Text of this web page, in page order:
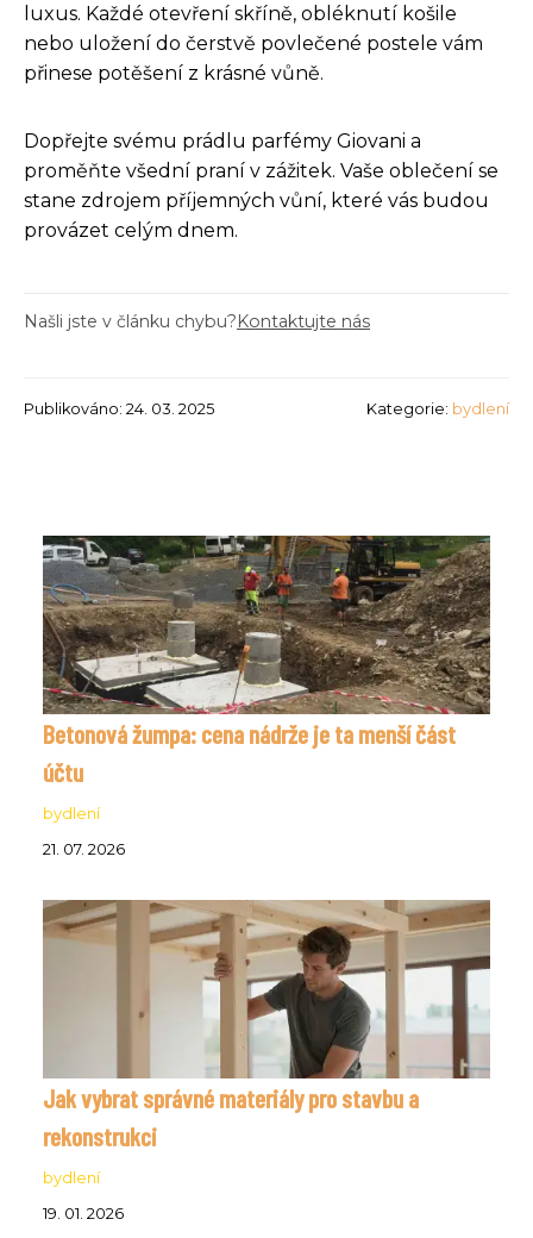
luxus. Každé otevření skříně, obléknutí košile
nebo uložení do čerstvě povlečené postele vám
přinese potěšení z krásné vůně.
Dopřejte svému prádlu parfémy Giovani a
proměňte všední praní v zážitek. Vaše oblečení se
stane zdrojem příjemných vůní, které vás budou
provázet celým dnem.
Našli jste v článku chybu?Kontaktujte nás
Publikováno: 24. 03. 2025 Kategorie: bydlení
Betonová žumpa: cena nádrže je ta menší část
účtu
bydlení
21. 07. 2026
Jak vybrat správné materiály pro stavbu a
rekonstrukci
bydlení
19. 01. 2026